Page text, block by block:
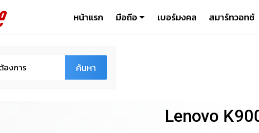
หน้าแรก มือถือ เบอร์มงคล สมาร์ทวอทช์
ค้นหา
Lenovo